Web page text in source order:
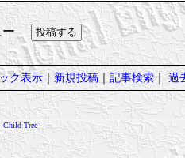
ー
ク表示｜新規投稿｜記事検索｜過
Child Tree-